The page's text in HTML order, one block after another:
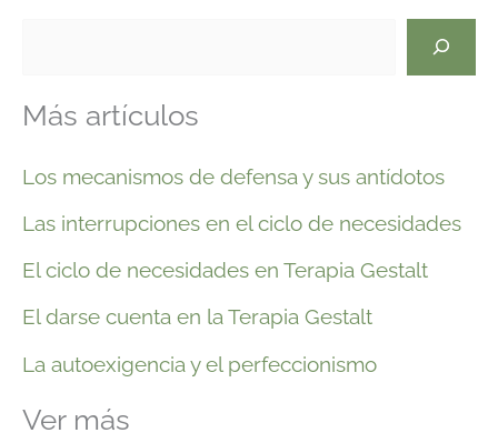
s
c
Más artículos
Los mecanismos de defensa y sus antídotos
Las interrupciones en el ciclo de necesidades
El ciclo de necesidades en Terapia Gestalt
El darse cuenta en la Terapia Gestalt
La autoexigencia y el perfeccionismo
Ver más